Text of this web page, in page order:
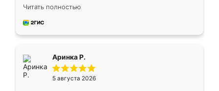
Замерщик приехал в субботу, подошёл к
делу со всей ответственностью. Собрали
за день, ребята работали аккуратно, даже
Читать полностью
Аринка Р.
5 августа 2026